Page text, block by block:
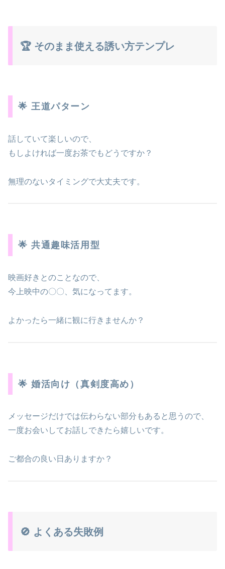
🏆 そのまま使える誘い方テンプレ
🌟 王道パターン
話していて楽しいので、
もしよければ一度お茶でもどうですか？
無理のないタイミングで大丈夫です。
🌟 共通趣味活用型
映画好きとのことなので、
今上映中の〇〇、気になってます。
よかったら一緒に観に行きませんか？
🌟 婚活向け（真剣度高め）
メッセージだけでは伝わらない部分もあると思うので、
一度お会いしてお話しできたら嬉しいです。
ご都合の良い日ありますか？
🚫 よくある失敗例